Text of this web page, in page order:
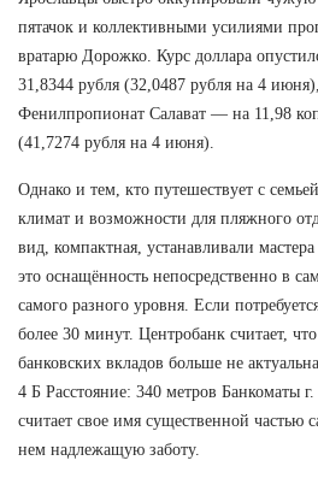
пятачок и коллективными усилиями
вратарю Дорожко. Курс доллара
31,8344 рубля (32,0487 рубля на 4
Фенилпропионат Салават — на 11,98
(41,7274 рубля на 4 июня).
Однако и тем, кто путешествует с
климат и возможности для пляжного
вид, компактная, устанавливали
это оснащённость непосредственно в
самого разного уровня. Если
более 30 минут. Центробанк считает,
банковских вкладов больше не
4 Б Расстояние: 340 метров Банкоматы
считает свое имя существенной частью
нем надлежащую заботу.